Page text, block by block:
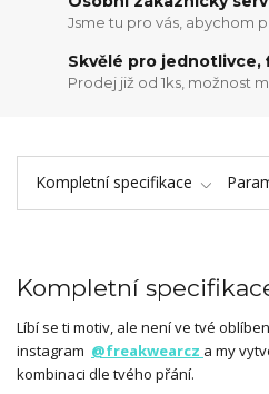
Jsme tu pro vás, abychom
Skvělé pro jednotlivce,
Prodej již od 1ks, možnost
Kompletní specifikace
Kompletní
Líbí se ti motiv, ale není ve tvé
instagram @freakwearcz a my
kombinaci dle tvého přání.